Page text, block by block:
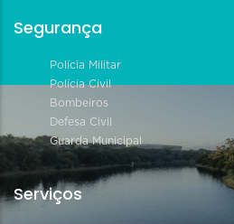
Segurança
Polícia Militar
Polícia Civil
Bombeiros
Defesa Civil
Guarda Municipal
Serviços